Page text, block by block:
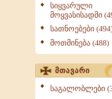
სიყვარული
მოყვასისადმი
სათნოებები
მოთმინება (488)
მთავარი
საგალობლები